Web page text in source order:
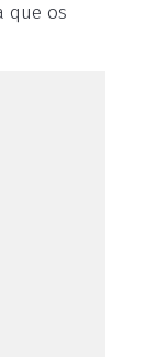
que os